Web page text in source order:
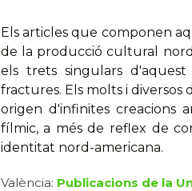
Els articles que componen
de la producció cultural
els trets singulars
fractures. Els molts i diversos
origen d'infinites creacions
fílmic, a més de reflex de
identitat nord-americana.
València: Publicacions de la